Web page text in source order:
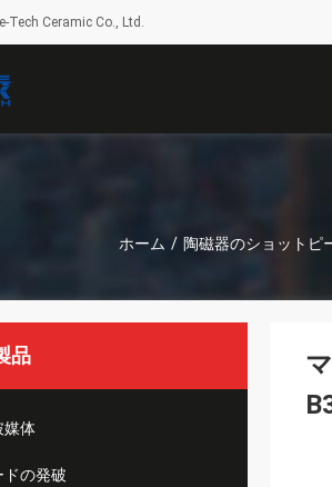
Tech Ceramic Co., Ltd.
ホーム / 陶磁器のショットピ
品
媒体
ドの発破